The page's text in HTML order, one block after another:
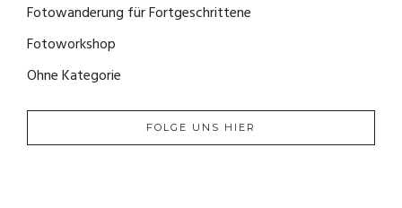
Fotowanderung für Fortgeschrittene
Fotoworkshop
Ohne Kategorie
FOLGE UNS HIER